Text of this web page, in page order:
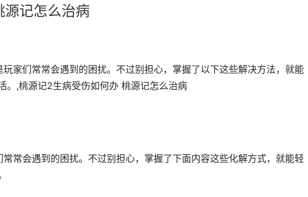
记怎么治病
家们常常会遇到的困扰。不过别担心，掌握了以下这些解决方法，就能
。,桃源记2生病受伤如何办 桃源记怎么治病
常会遇到的困扰。不过别担心，掌握了下面内容这些化解方式，就能轻